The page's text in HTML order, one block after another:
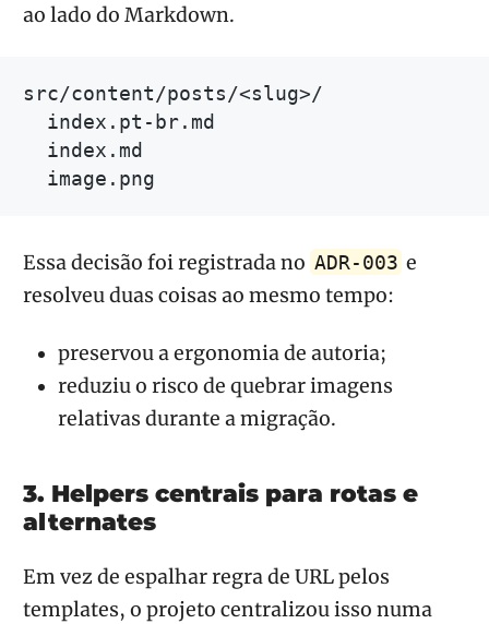
ao lado do Markdown.
src/content/posts/<slug>/
  index.pt-br.md
  index.md
Essa decisão foi registrada no ADR-003 e
resolveu duas coisas ao mesmo tempo:
preservou a ergonomia de autoria;
reduziu o risco de quebrar imagens
relativas durante a migração.
3. Helpers centrais para rotas e
alternates
Em vez de espalhar regra de URL pelos
templates, o projeto centralizou isso numa